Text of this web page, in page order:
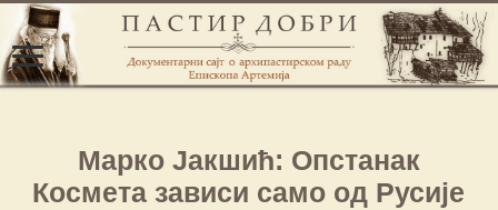
Марко Јакшић: Опстанак
Космета зависи само од Русије